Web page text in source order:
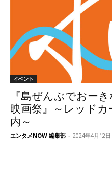
イベント
『島ぜんぶでおー
映画祭』～レッド
内～
エンタメNOW 編集部 - 2024年4月12日